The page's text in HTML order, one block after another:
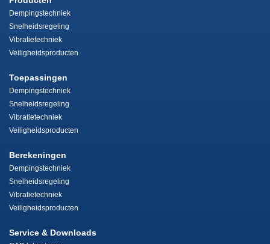
Dempingstechniek
Snelheidsregeling
Vibratietechniek
Veiligheidsproducten
Toepassingen
Dempingstechniek
Snelheidsregeling
Vibratietechniek
Veiligheidsproducten
Berekeningen
Dempingstechniek
Snelheidsregeling
Vibratietechniek
Veiligheidsproducten
Service & Downloads